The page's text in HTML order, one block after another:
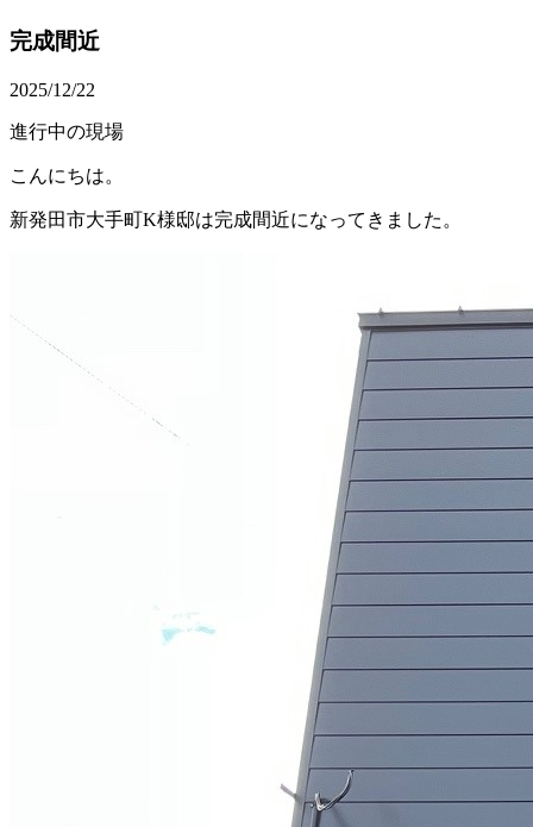
完成間近
2025/12/22
進行中の現場
こんにちは。
新発田市大手町K様邸は完成間近になってきました。